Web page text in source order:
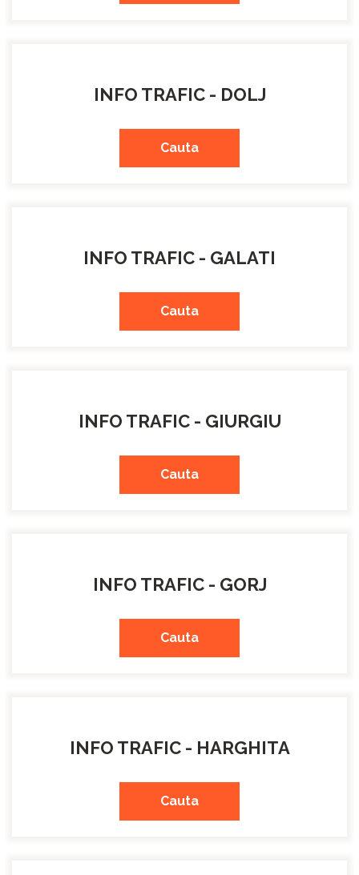
INFO TRAFIC - DOLJ
Cauta
INFO TRAFIC - GALATI
Cauta
INFO TRAFIC - GIURGIU
Cauta
INFO TRAFIC - GORJ
Cauta
INFO TRAFIC - HARGHITA
Cauta